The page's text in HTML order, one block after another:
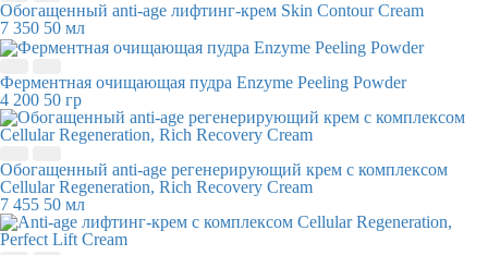
Обогащенный anti-age лифтинг-крем Skin Contour Cream
7 350 50 мл
Ферментная очищающая пудра Enzyme Peeling Powder
4 200 50 гр
Обогащенный anti-age регенерирующий крем с комплексом
Cellular Regeneration, Rich Recovery Cream
7 455 50 мл